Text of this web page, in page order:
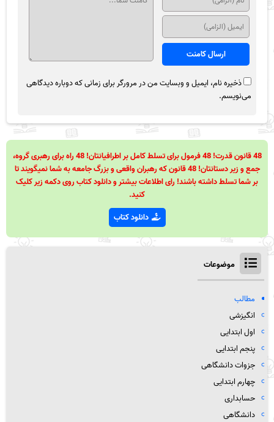
ذخیره نام، ایمیل و وبسایت من در مرورگر برای زمانی که دوباره دیدگاهی
می‌نویسم.
48 قانون قدرت! 48 فرمول برای تسلط کامل بر اطرافیانتان! 48 راه برای رهبری گروه،
جمع و زیر دستانتان! 48 قانون که رهبران واقعی و بزرگ جامعه به شما نمیگویند تا
بر شما تسلط داشته باشند! رای اطلاعات بیشتر و دانلود کتاب روی دکمه زیر کلیک
کنید.
دانلود کتاب
موضوعات
مطالب
انگیزشی
اول ابتدایی
پنجم ابتدایی
جزوات دانشگاهی
چهارم ابتدایی
حسابداری
دانشگاهی